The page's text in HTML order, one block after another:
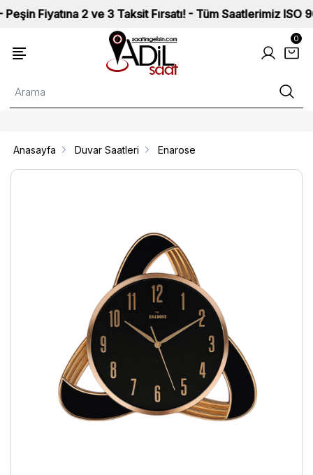
Fiyatına 2 ve 3 Taksit Fırsatı! - Tüm Saatlerimiz ISO
0
Anasayfa Duvar Saatleri Enarose